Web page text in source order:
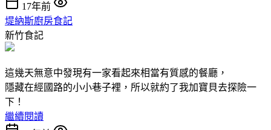
17年前
堤納斯廚房食記
新竹食記
這幾天無意中發現有一家看起來相當有質感的餐廳，
隱藏在經國路的小小巷子裡，所以就約了我加寶貝去探險一
下！
繼續閱讀